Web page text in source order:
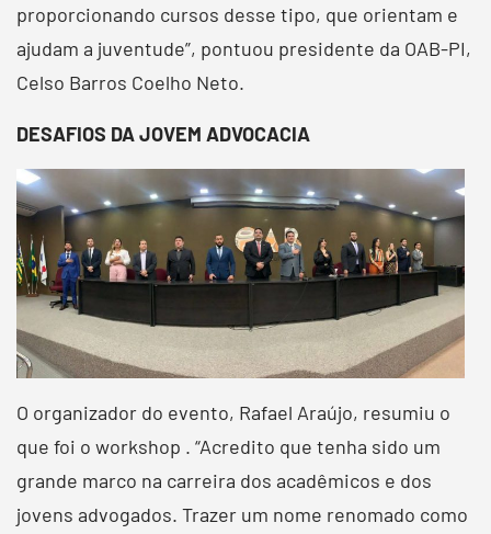
proporcionando cursos desse tipo, que orientam e
ajudam a juventude”, pontuou presidente da OAB-PI,
Celso Barros Coelho Neto.
DESAFIOS DA JOVEM ADVOCACIA
O organizador do evento, Rafael Araújo, resumiu o
que foi o workshop . “Acredito que tenha sido um
grande marco na carreira dos acadêmicos e dos
jovens advogados. Trazer um nome renomado como